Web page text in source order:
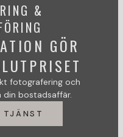
&
GÖR
fotografering och
bostadsaffär.
TJÄNST